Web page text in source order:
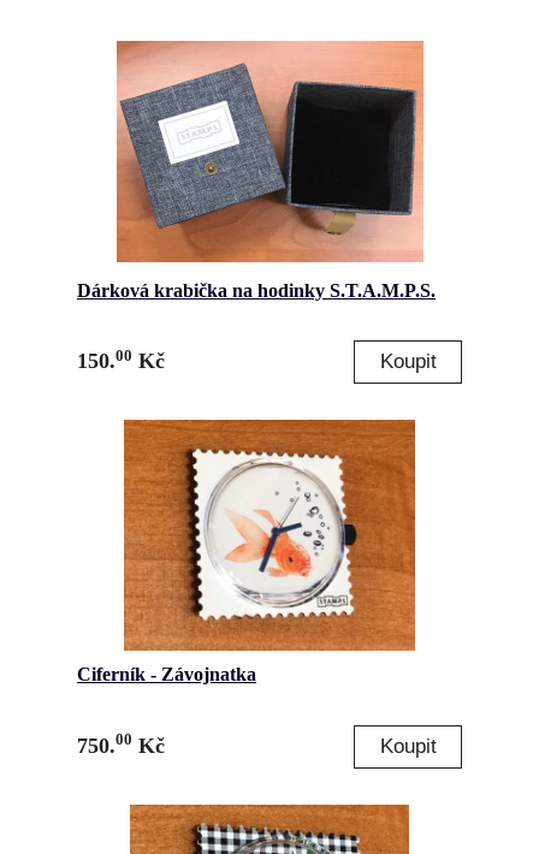
Dárková krabička na hodinky S.T.A.M.P.S.
150.00 Kč
Ciferník - Závojnatka
750.00 Kč